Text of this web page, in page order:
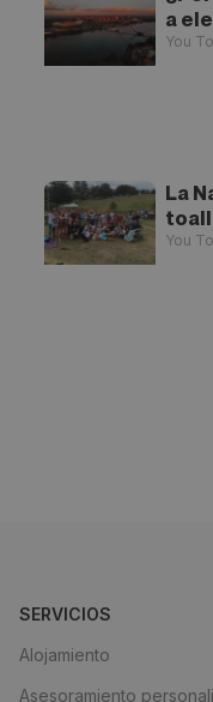
a
You
La
You
SERVICIOS
Alojamiento
Asesoramiento